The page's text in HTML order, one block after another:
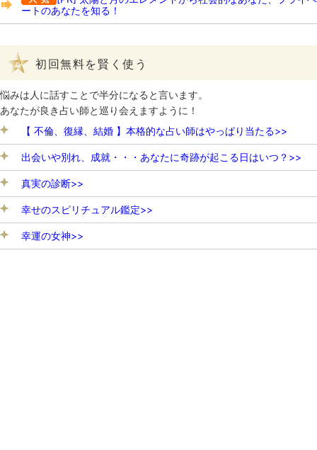
ートのあなたを知る！
初回無料を賢く使う
悩みは人に話すことで半分になると言います。
あなたが良き占い師と巡り会えますように！
【 不倫、復縁、結婚 】本格的な占い師はやっぱり当たる>>
出会いや別れ、成就・・・あなたに奇跡が起こる日はいつ？>>
真実の診断>>
幸せのスピリチュアル鑑定>>
幸運の女神>>